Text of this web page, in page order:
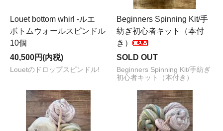
Louet bottom whirl -ルエ
ボトムウォールスピンドル
10個
40,500円(内税)
Louetのドロップスピンドル!
Beginners Spinning Kit/手
紡ぎ初心者キット（本付
き）
SOLD OUT
Beginners Spinning Kit/手紡ぎ
初心者キット（本付き）